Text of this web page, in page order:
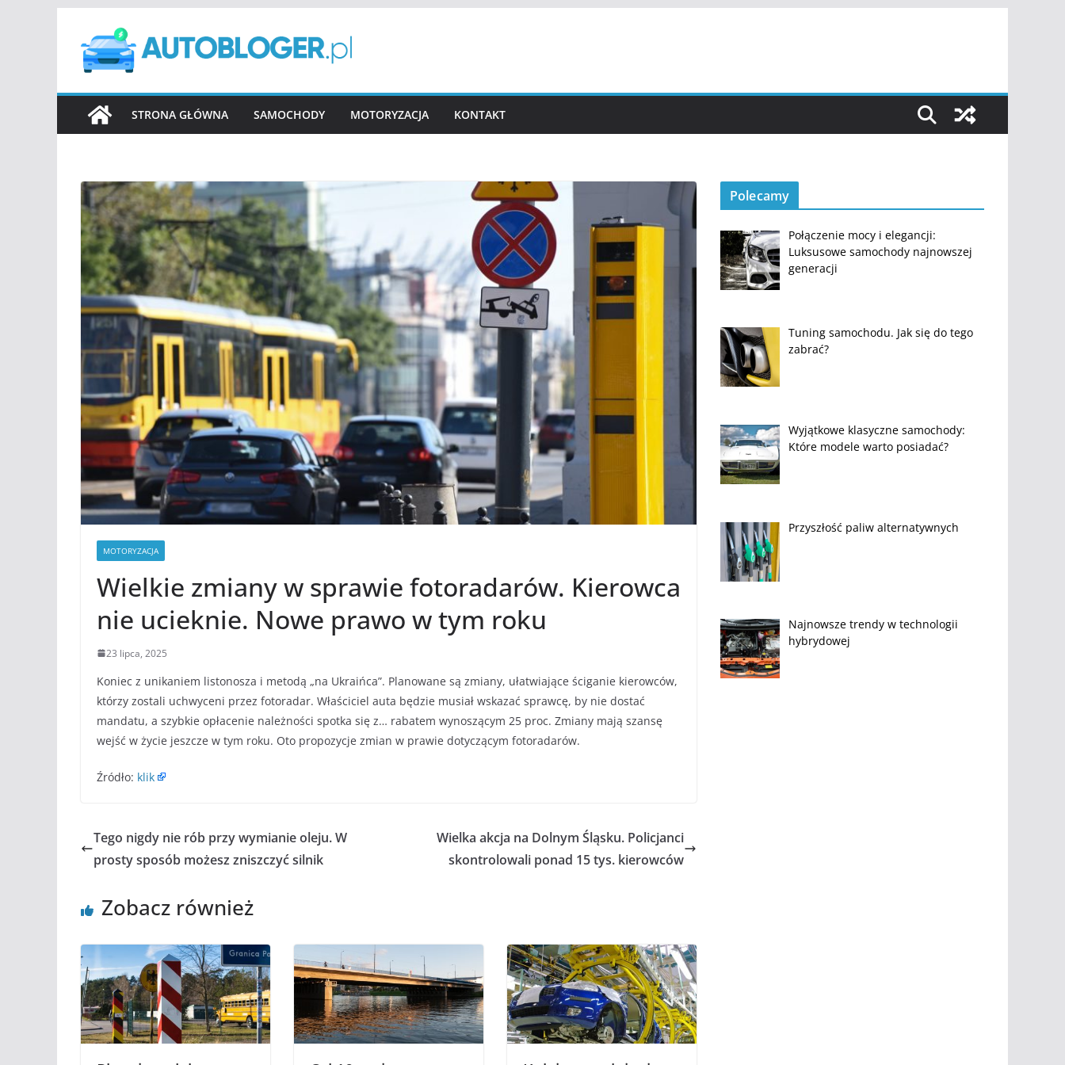
treści
STRONA GŁÓWNA SAMOCHODY MOTORYZACJA KONTAKT
MOTORYZACJA
Wielkie zmiany w sprawie fotoradarów. Kierowca
nie ucieknie. Nowe prawo w tym roku
23 lipca, 2025
Koniec z unikaniem listonosza i metodą „na Ukraińca”. Planowane są zmiany, ułatwiające ściganie kierowców,
którzy zostali uchwyceni przez fotoradar. Właściciel auta będzie musiał wskazać sprawcę, by nie dostać
mandatu, a szybkie opłacenie należności spotka się z… rabatem wynoszącym 25 proc. Zmiany mają szansę
wejść w życie jeszcze w tym roku. Oto propozycje zmian w prawie dotyczącym fotoradarów.
Źródło: klik
Tego nigdy nie rób przy wymianie oleju. W
prosty sposób możesz zniszczyć silnik
Wielka akcja na Dolnym Śląsku. Policjanci
skontrolowali ponad 15 tys. kierowców
Zobacz również
Polecamy
Połączenie mocy i elegancji:
Luksusowe samochody najnowszej
generacji
Tuning samochodu. Jak się do tego
zabrać?
Wyjątkowe klasyczne samochody:
Które modele warto posiadać?
Przyszłość paliw alternatywnych
Najnowsze trendy w technologii
hybrydowej